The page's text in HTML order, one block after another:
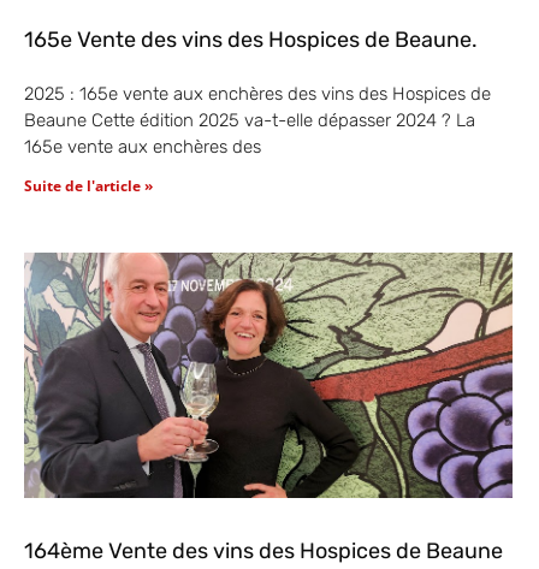
165e Vente des vins des Hospices de Beaune.
2025 : 165e vente aux enchères des vins des Hospices de
Beaune Cette édition 2025 va-t-elle dépasser 2024 ? La
165e vente aux enchères des
Suite de l'article »
164ème Vente des vins des Hospices de Beaune